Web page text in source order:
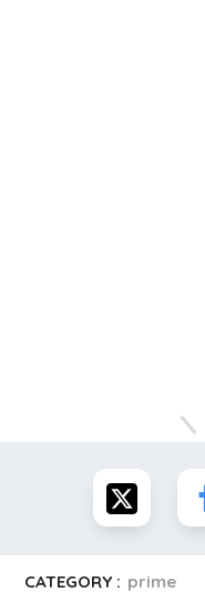
CATEGORY : prime